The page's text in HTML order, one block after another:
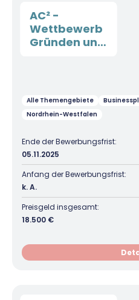
AC² -
Wettbewerb
Gründen und
Alle Themengebiete
Nordrhein-Westfalen
Ende der Bewerbungsfrist:
05.11.2025
Anfang der Bewerbungsfrist:
k. A.
Preisgeld insgesamt:
18.500 €